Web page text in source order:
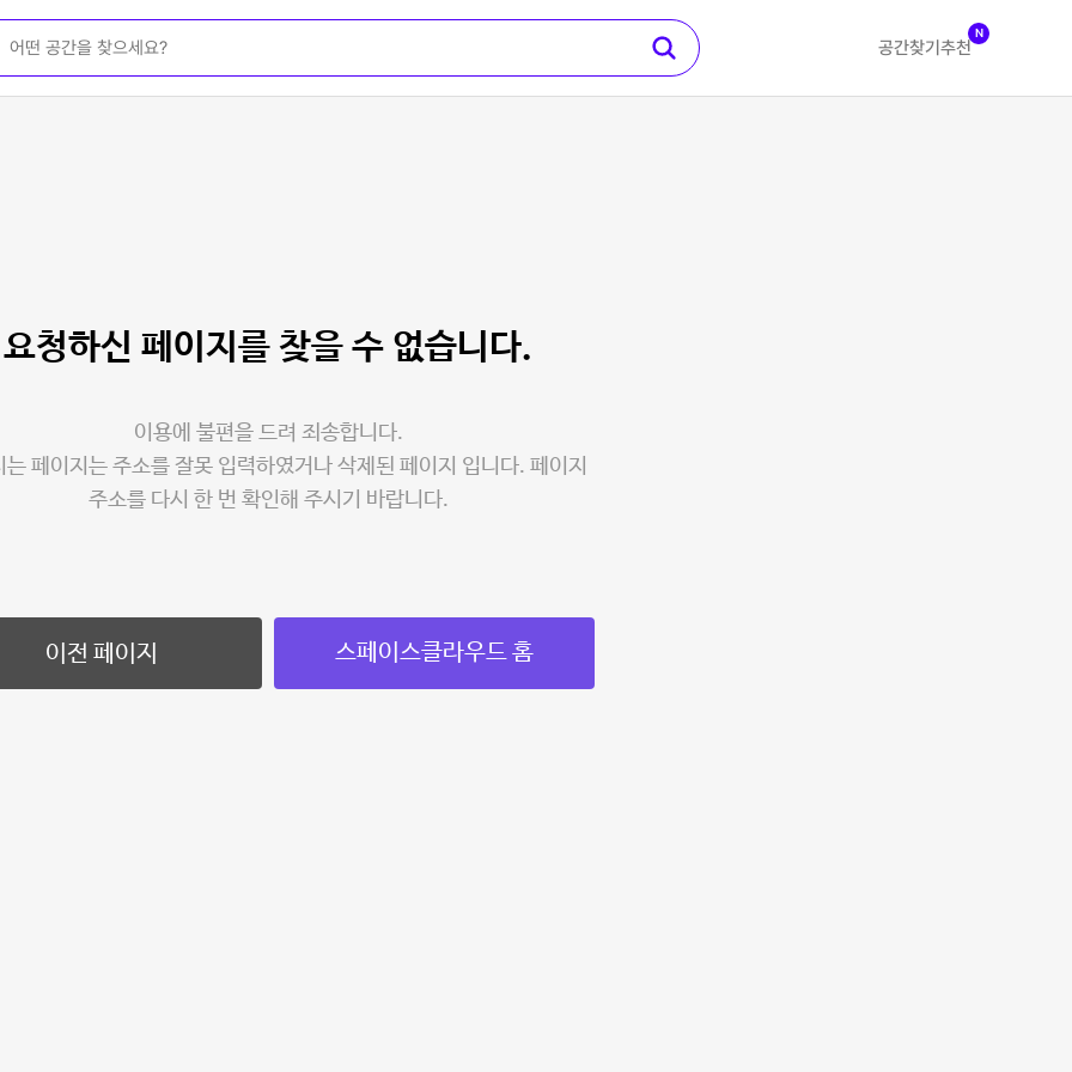
공간찾기 추천
N
요청하신 페이지를 찾을 수 없습니다.
이용에 불편을 드려 죄송합니다.
는 페이지는 주소를 잘못 입력하였거나 삭제된 페이지 입니다. 페이지
주소를 다시 한 번 확인해 주시기 바랍니다.
이전 페이지 스페이스클라우드 홈